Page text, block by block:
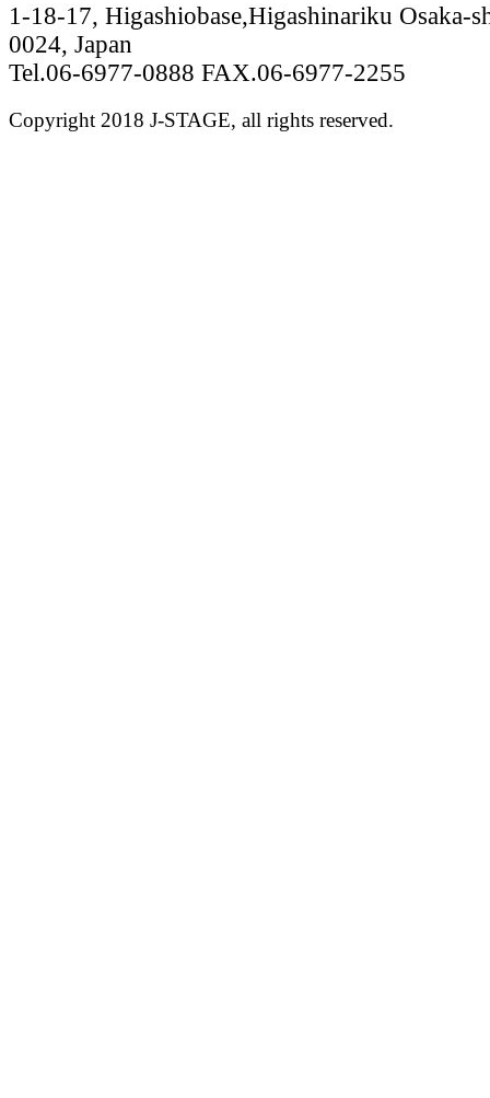
1-18-17, Higashiobase,Higashinariku Osaka-
0024, Japan
Tel.06-6977-0888 FAX.06-6977-2255
Copyright 2018 J-STAGE, all rights reserved.